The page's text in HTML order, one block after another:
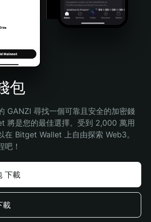
包
GANZI 尋找一個可靠且安全的加密錢
將是您的最佳選擇。受到 2,000 萬用
在 Bitget Wallet 上自由探索 Web3。
吧！
下載
載